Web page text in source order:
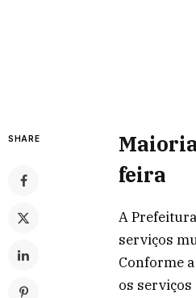
SHARE
feira
A
serviços
Conforme
os